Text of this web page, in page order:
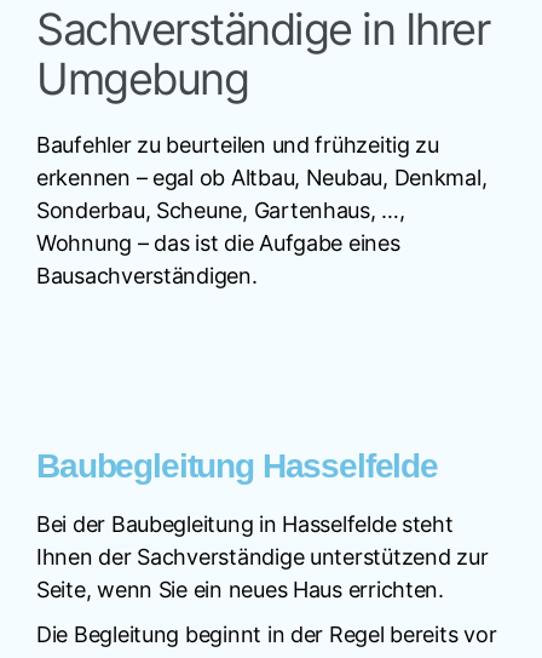
Sachverständige in Ihrer
Umgebung
Baufehler zu beurteilen und frühzeitig zu
erkennen – egal ob Altbau, Neubau, Denkmal,
Sonderbau, Scheune, Gartenhaus, …,
Wohnung – das ist die Aufgabe eines
Bausachverständigen.
Baubegleitung Hasselfelde
Bei der Baubegleitung in Hasselfelde steht
Ihnen der Sachverständige unterstützend zur
Seite, wenn Sie ein neues Haus errichten.
Die Begleitung beginnt in der Regel bereits vor